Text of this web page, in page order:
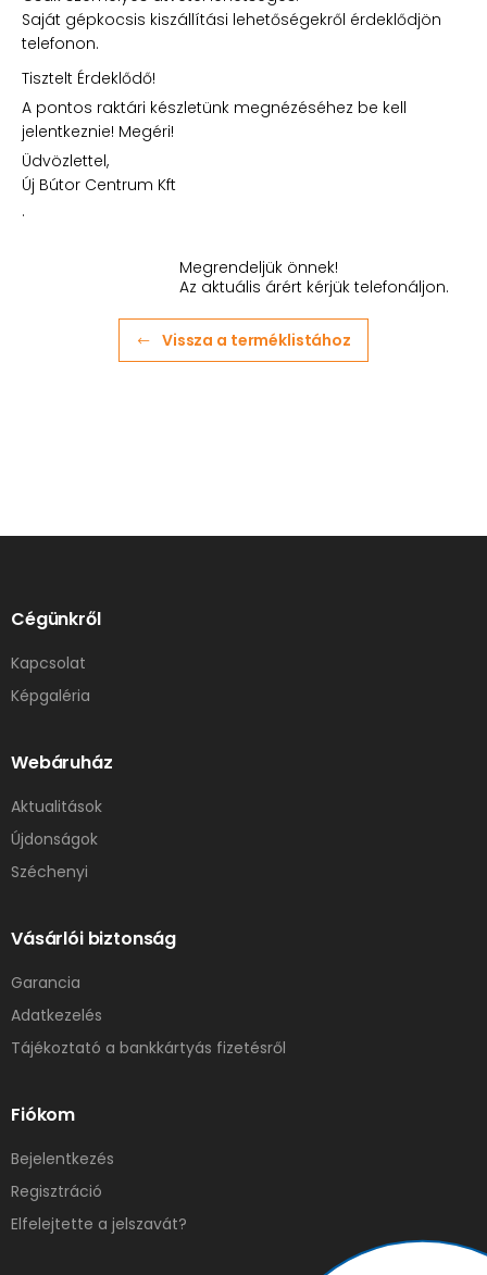
Saját gépkocsis kiszállítási lehetőségekről érdeklődjön
telefonon.
Tisztelt Érdeklődő!
A pontos raktári készletünk megnézéséhez be kell
jelentkeznie! Megéri!
Üdvözlettel,
Új Bútor Centrum Kft
.
Megrendeljük önnek!
Az aktuális árért kérjük telefonáljon.
Vissza a terméklistához
Cégünkről
Kapcsolat
Képgaléria
Webáruház
Aktualitások
Újdonságok
Széchenyi
Vásárlói biztonság
Garancia
Adatkezelés
Tájékoztató a bankkártyás fizetésről
Fiókom
Bejelentkezés
Regisztráció
Elfelejtette a jelszavát?